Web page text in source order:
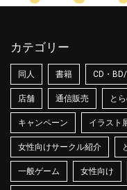
カテゴリー
同人 書籍 CD・
店舗 通信販売 と
キャンペーン イラスト
女性向けサークル紹介
一般ゲーム 女性向け